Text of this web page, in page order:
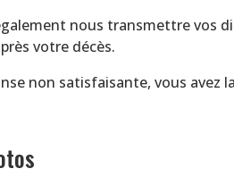
nous transmettre vos
votre décès.
non satisfaisante, vous avez